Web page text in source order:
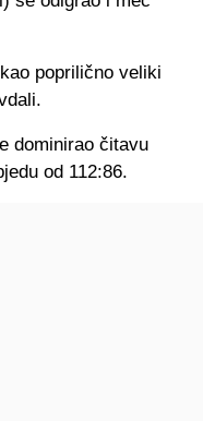
poprilično veliki
dominirao čitavu
od 112:86.